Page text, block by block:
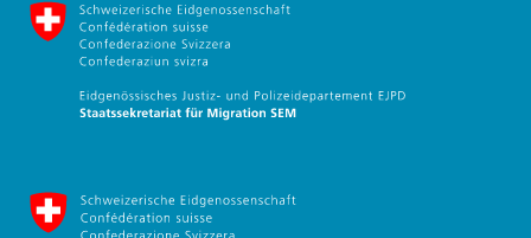
Staatssekretariat für Migration